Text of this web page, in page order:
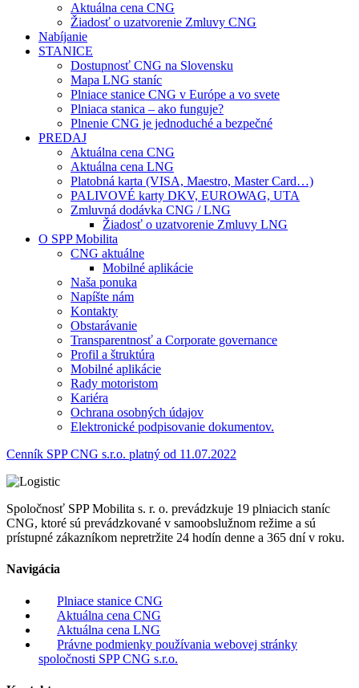
Aktuálna cena CNG
Žiadosť o uzatvorenie Zmluvy CNG
Nabíjanie
STANICE
Dostupnosť CNG na Slovensku
Mapa LNG staníc
Plniace stanice CNG v Európe a vo svete
Plniaca stanica – ako funguje?
Plnenie CNG je jednoduché a bezpečné
PREDAJ
Aktuálna cena CNG
Aktuálna cena LNG
Platobná karta (VISA, Maestro, Master Card…)
PALIVOVÉ karty DKV, EUROWAG, UTA
Zmluvná dodávka CNG / LNG
Žiadosť o uzatvorenie Zmluvy LNG
O SPP Mobilita
CNG aktuálne
Mobilné aplikácie
Naša ponuka
Napíšte nám
Kontakty
Obstarávanie
Transparentnosť a Corporate governance
Profil a štruktúra
Mobilné aplikácie
Rady motoristom
Kariéra
Ochrana osobných údajov
Elektronické podpisovanie dokumentov.
Cenník SPP CNG s.r.o. platný od 11.07.2022
Spoločnosť SPP Mobilita s. r. o. prevádzkuje 19 plniacich staníc
CNG, ktoré sú prevádzkované v samoobslužnom režime a sú
prístupné zákazníkom nepretržite 24 hodín denne a 365 dní v roku.
Navigácia
Plniace stanice CNG
Aktuálna cena CNG
Aktuálna cena LNG
Právne podmienky používania webovej stránky
spoločnosti SPP CNG s.r.o.